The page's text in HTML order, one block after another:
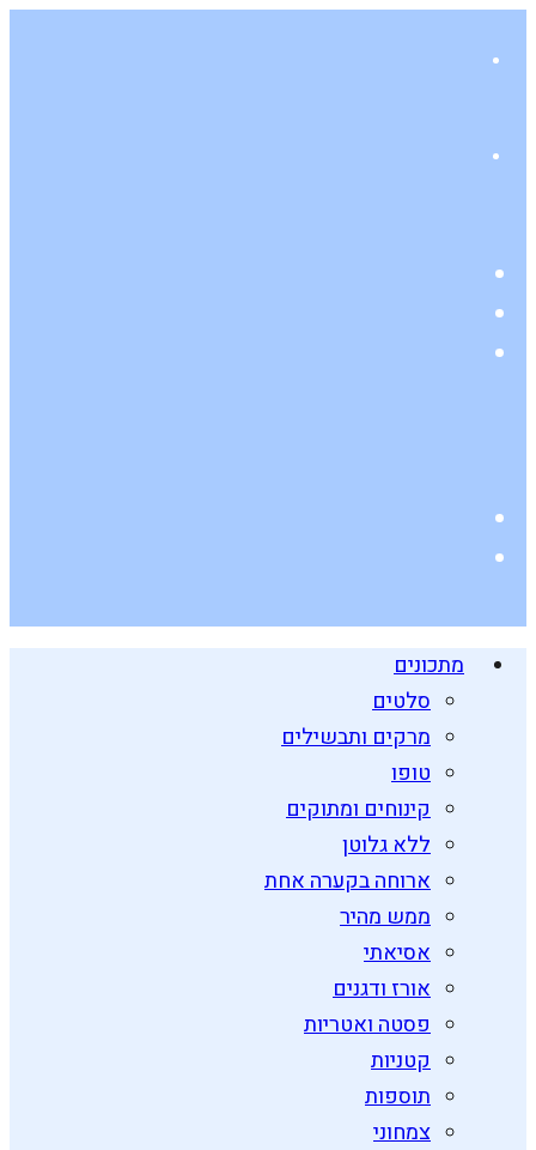
מתכונים
סלטים
מרקים ותבשילים
טופו
קינוחים ומתוקים
ללא גלוטן
ארוחה בקערה אחת
ממש מהיר
אסיאתי
אורז ודגנים
פסטה ואטריות
קטניות
תוספות
צמחוני